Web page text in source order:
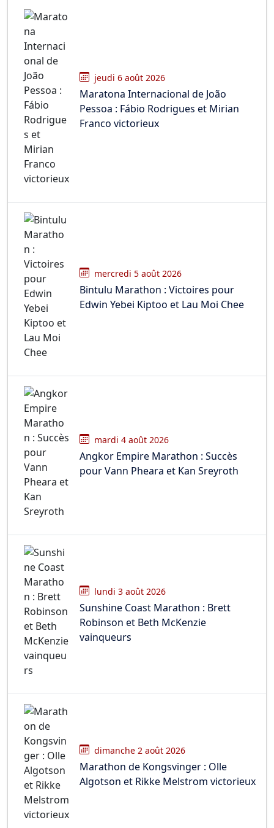
jeudi 6 août 2026
Maratona Internacional de João
Pessoa : Fábio Rodrigues et Mirian
Franco victorieux
mercredi 5 août 2026
Bintulu Marathon : Victoires pour
Edwin Yebei Kiptoo et Lau Moi Chee
mardi 4 août 2026
Angkor Empire Marathon : Succès
pour Vann Pheara et Kan Sreyroth
lundi 3 août 2026
Sunshine Coast Marathon : Brett
Robinson et Beth McKenzie
vainqueurs
dimanche 2 août 2026
Marathon de Kongsvinger : Olle
Algotson et Rikke Melstrom victorieux